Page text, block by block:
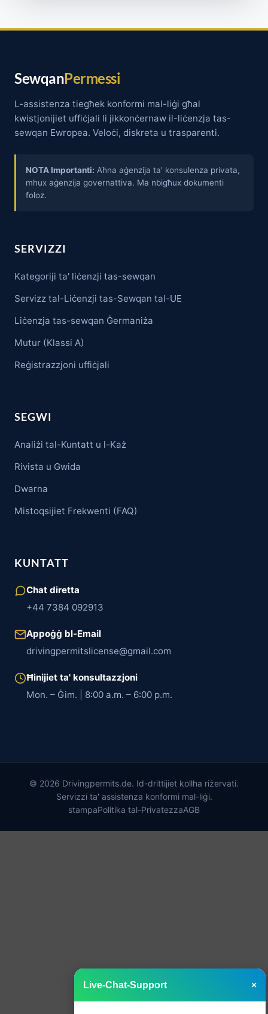
SewqanPermessi
L-assistenza tiegħek konformi mal-liġi għal
kwistjonijiet uffiċjali li jikkonċernaw il-liċenzja tas-
sewqan Ewropea. Veloċi, diskreta u trasparenti.
NOTA Importanti: Aħna aġenzija ta' konsulenza privata,
mhux aġenzija governattiva. Ma nbigħux dokumenti
foloz.
SERVIZZI
Kategoriji ta' liċenzji tas-sewqan
Servizz tal-Liċenzji tas-Sewqan tal-UE
Liċenzja tas-sewqan Ġermaniża
Mutur (Klassi A)
Reġistrazzjoni uffiċjali
SEGWI
Analiżi tal-Kuntatt u l-Każ
Rivista u Gwida
Dwarna
Mistoqsijiet Frekwenti (FAQ)
KUNTATT
Chat diretta
+44 7384 092913
Appoġġ bl-Email
drivingpermitslicense@gmail.com
Ħinijiet ta' konsultazzjoni
Mon. – Ġim. | 8:00 a.m. – 6:00 p.m.
© 2026 Drivingpermits.de. Id-drittijiet kollha riżervati.
Servizzi ta' assistenza konformi mal-liġi.
stampaPolitika tal-PrivatezzaAGB
Live-Chat-Support ×